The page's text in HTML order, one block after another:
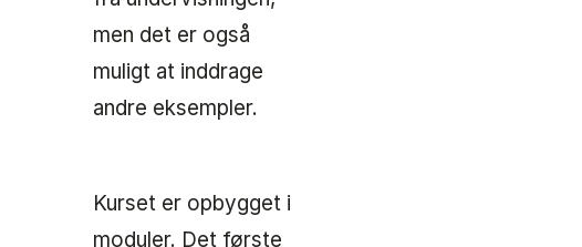
men det er også
muligt at inddrage
andre eksempler.
Kurset er opbygget i
moduler. Det første